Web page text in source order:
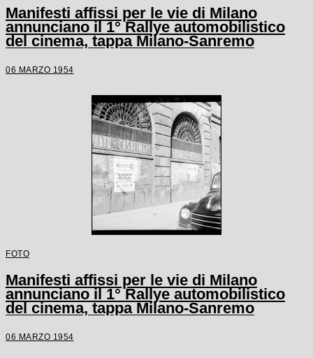
Manifesti affissi per le vie di Milano
annunciano il 1° Rallye automobilistico
del cinema, tappa Milano-Sanremo
06 MARZO 1954
FOTO
Manifesti affissi per le vie di Milano
annunciano il 1° Rallye automobilistico
del cinema, tappa Milano-Sanremo
06 MARZO 1954